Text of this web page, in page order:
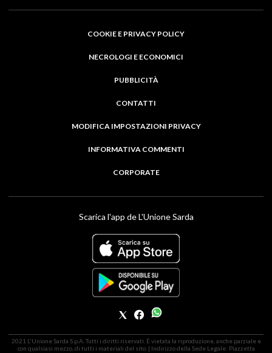
COOKIE E PRIVACY POLICY
NECROLOGI E ECONOMICI
PUBBLICITÀ
CONTATTI
MODIFICA IMPOSTAZIONI PRIVACY
INFORMATIVA COMMENTI
CORPORATE
Scarica l'app de L'Unione Sarda
2021 L'Unione Sarda S.p.A. Tutti i diritti riservati. É vietata la riproduzione, anche parziale e
con qualsiasi mezzo, di tutti i materiali del sito. | Indirizzo della Sede Legale: Piazzetta